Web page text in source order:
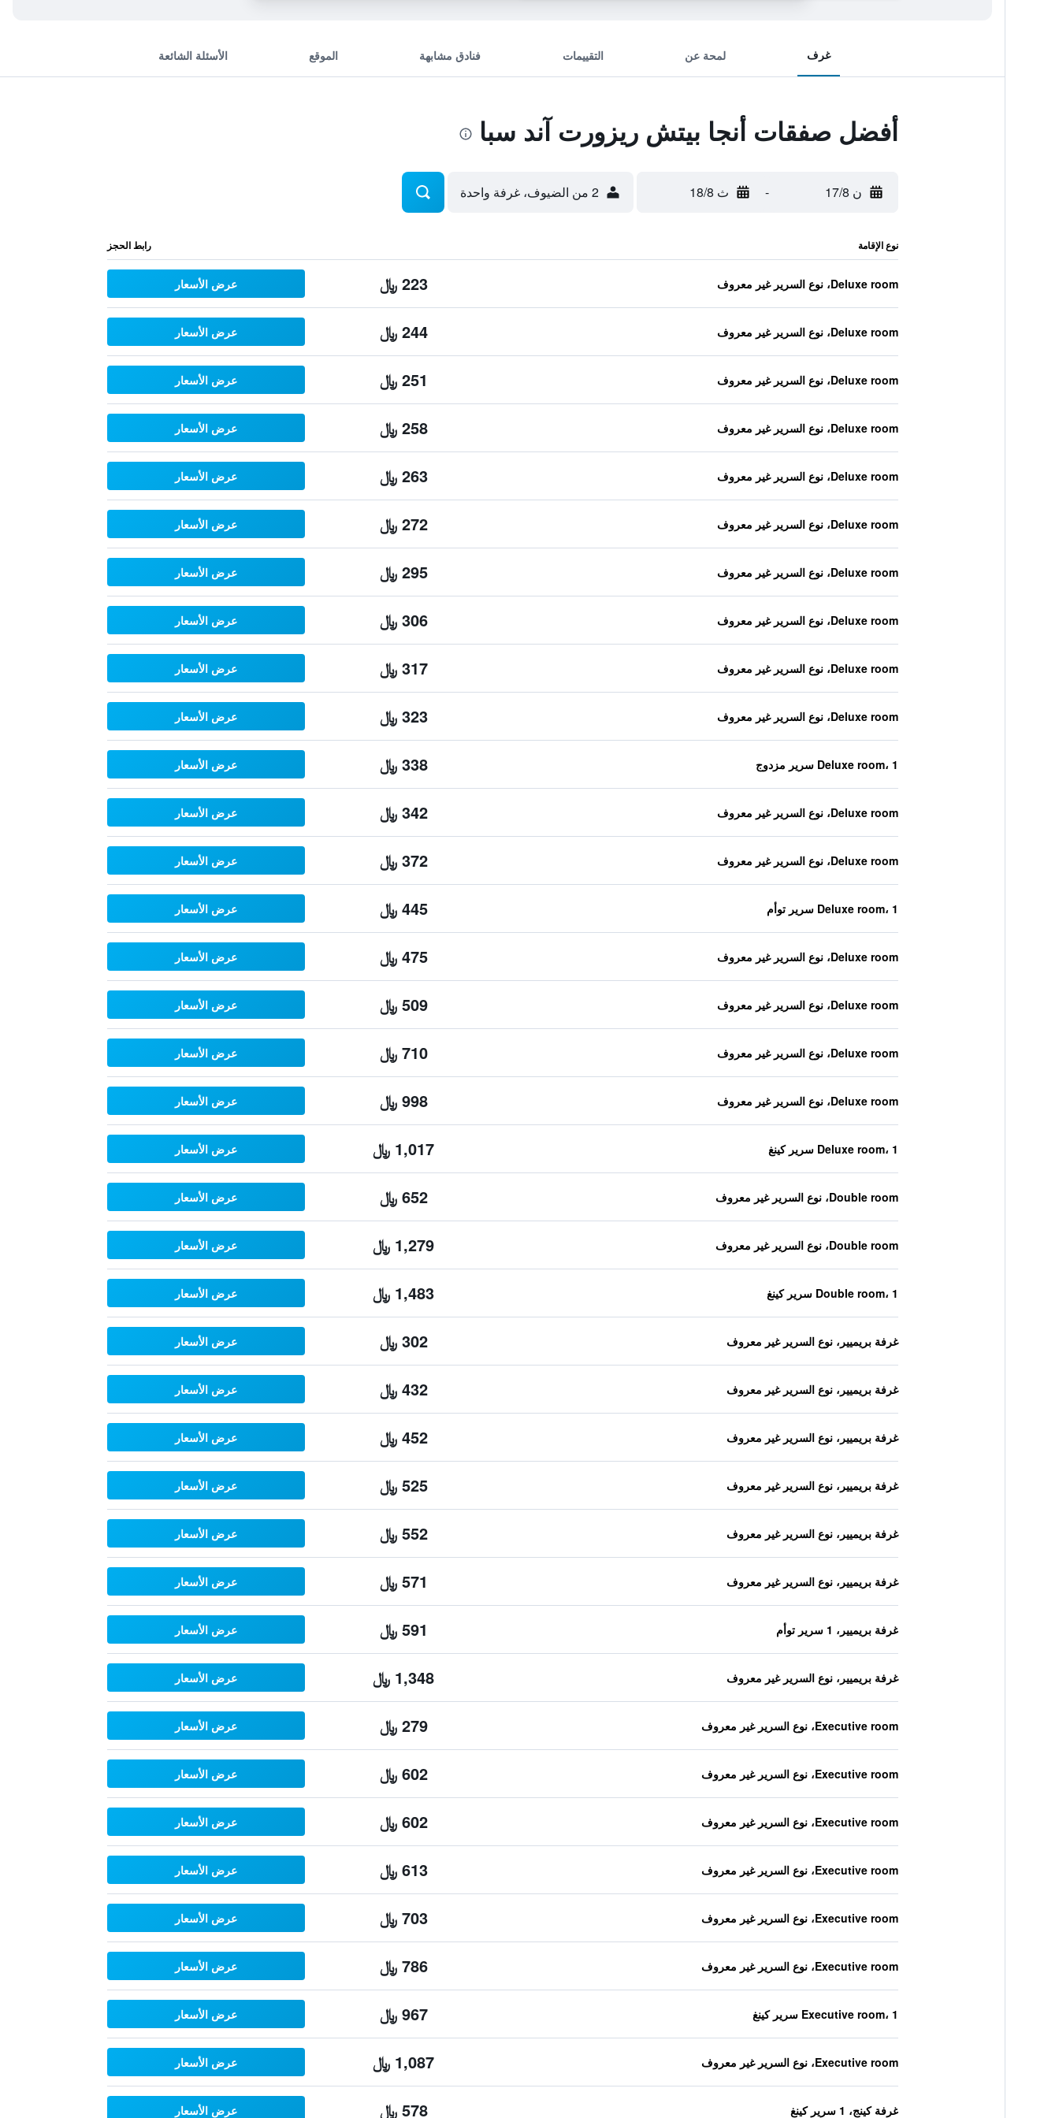
غرف لمحة عن التقييمات فنادق مشابهة الموقع الأسئلة الشائعة
أفضل صفقات أنجا بيتش ريزورت آند سبا
ن 17/8 - ث 18/8 2 من الضيوف، غرفة واحدة
نوع الإقامة رابط الحجز
Deluxe room، نوع السرير غير معروف 223 ﷼ عرض الأسعار
Deluxe room، نوع السرير غير معروف 244 ﷼ عرض الأسعار
Deluxe room، نوع السرير غير معروف 251 ﷼ عرض الأسعار
Deluxe room، نوع السرير غير معروف 258 ﷼ عرض الأسعار
Deluxe room، نوع السرير غير معروف 263 ﷼ عرض الأسعار
Deluxe room، نوع السرير غير معروف 272 ﷼ عرض الأسعار
Deluxe room، نوع السرير غير معروف 295 ﷼ عرض الأسعار
Deluxe room، نوع السرير غير معروف 306 ﷼ عرض الأسعار
Deluxe room، نوع السرير غير معروف 317 ﷼ عرض الأسعار
Deluxe room، نوع السرير غير معروف 323 ﷼ عرض الأسعار
Deluxe room، 1 سرير مزدوج 338 ﷼ عرض الأسعار
Deluxe room، نوع السرير غير معروف 342 ﷼ عرض الأسعار
Deluxe room، نوع السرير غير معروف 372 ﷼ عرض الأسعار
Deluxe room، 1 سرير توأم 445 ﷼ عرض الأسعار
Deluxe room، نوع السرير غير معروف 475 ﷼ عرض الأسعار
Deluxe room، نوع السرير غير معروف 509 ﷼ عرض الأسعار
Deluxe room، نوع السرير غير معروف 710 ﷼ عرض الأسعار
Deluxe room، نوع السرير غير معروف 998 ﷼ عرض الأسعار
Deluxe room، 1 سرير كينغ 1,017 ﷼ عرض الأسعار
Double room، نوع السرير غير معروف 652 ﷼ عرض الأسعار
Double room، نوع السرير غير معروف 1,279 ﷼ عرض الأسعار
Double room، 1 سرير كينغ 1,483 ﷼ عرض الأسعار
غرفة بريميير، نوع السرير غير معروف 302 ﷼ عرض الأسعار
غرفة بريميير، نوع السرير غير معروف 432 ﷼ عرض الأسعار
غرفة بريميير، نوع السرير غير معروف 452 ﷼ عرض الأسعار
غرفة بريميير، نوع السرير غير معروف 525 ﷼ عرض الأسعار
غرفة بريميير، نوع السرير غير معروف 552 ﷼ عرض الأسعار
غرفة بريميير، نوع السرير غير معروف 571 ﷼ عرض الأسعار
غرفة بريميير، 1 سرير توأم 591 ﷼ عرض الأسعار
غرفة بريميير، نوع السرير غير معروف 1,348 ﷼ عرض الأسعار
Executive room، نوع السرير غير معروف 279 ﷼ عرض الأسعار
Executive room، نوع السرير غير معروف 602 ﷼ عرض الأسعار
Executive room، نوع السرير غير معروف 602 ﷼ عرض الأسعار
Executive room، نوع السرير غير معروف 613 ﷼ عرض الأسعار
Executive room، نوع السرير غير معروف 703 ﷼ عرض الأسعار
Executive room، نوع السرير غير معروف 786 ﷼ عرض الأسعار
Executive room، 1 سرير كينغ 967 ﷼ عرض الأسعار
Executive room، نوع السرير غير معروف 1,087 ﷼ عرض الأسعار
غرفة كينج، 1 سرير كينغ 578 ﷼ عرض الأسعار